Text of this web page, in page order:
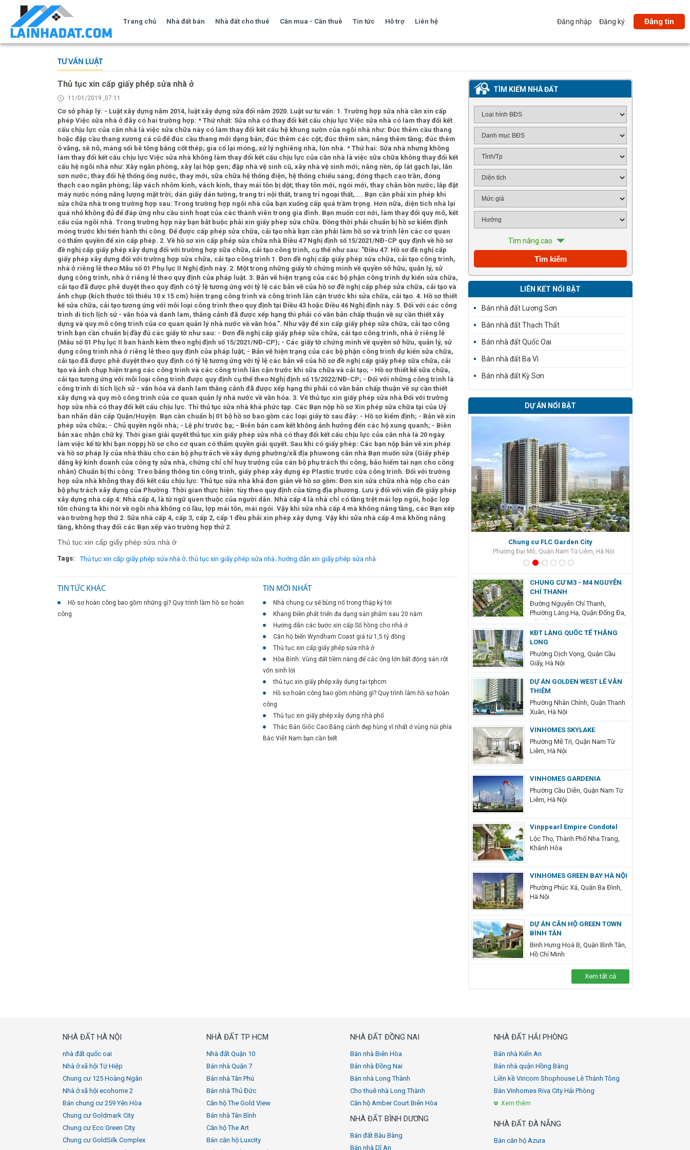
Trang chủ Nhà đất bán Nhà đất cho thuê Cần mua - Cần thuê Tin tức Hỗ trợ Liên hệ Đăng nhập Đăng ký Đăng tin
TƯ VẤN LUẬT
Thủ tục xin cấp giấy phép sửa nhà ở
11/01/2019 ,07:11
Cơ sở pháp lý: - Luật xây dựng năm 2014, luật xây dựng sửa đổi năm 2020. Luật sư tư vấn: 1. Trường hợp sửa nhà cần xin cấp
phép Việc sửa nhà ở đây có hai trường hợp: * Thứ nhất: Sửa nhà có thay đổi kết cấu chịu lực Việc sửa nhà có làm thay đổi kết
cấu chịu lực của căn nhà là việc sửa chữa này có làm thay đổi kết cấu hệ khung sườn của ngôi nhà như: Đúc thêm cầu thang
hoặc đập cầu thang xương cá cũ để đúc cầu thang mới dạng bản; đúc thêm các cột; đúc thêm sàn; nâng thêm tầng; đúc thêm
ô văng, sê nô, máng sối bê tông bằng cốt thép; gia cố lại móng, xử lý nghiêng nhà, lún nhà. * Thứ hai: Sửa nhà nhưng không
làm thay đổi kết cấu chịu lực Việc sửa nhà không làm thay đổi kết cấu chịu lực của căn nhà là việc sữa chữa không thay đổi kết
cấu hệ ngôi nhà như: Xây ngăn phòng, xây lại hộp gen; đập nhà vệ sinh cũ, xây nhà vệ sinh mới; nâng nền, ốp lát gạch lại, lăn
sơn nước; thay đổi hệ thống ống nước, thay mới, sữa chữa hệ thống điện, hệ thống chiếu sáng; đóng thạch cao trần, đóng
thạch cao ngăn phòng; lắp vách nhôm kính, vách kính, thay mái tôn bị dột; thay tôn mới, ngói mới, thay chân bồn nước; lắp đặt
máy nước nóng năng lượng mặt trời; dán giấy dán tường, trang trí nội thất, trang trí ngoại thất,.... Bạn cần phải xin phép khi
sửa chữa nhà trong trường hợp sau: Trong trường hợp ngôi nhà của bạn xuống cấp quá trầm trọng. Hơn nữa, diện tích nhà lại
quá nhỏ không đủ để đáp ứng nhu cầu sinh hoạt của các thành viên trong gia đình. Bạn muốn cơi nới, làm thay đổi quy mô, kết
cấu của ngôi nhà. Trong trường hợp này bạn bắt buộc phải xin giấy phép sửa chữa. Đồng thời phải chuẩn bị hồ sơ kiểm định
móng trước khi tiến hành thi công. Để được cấp phép sửa chữa, cải tạo nhà bạn cần phải làm hồ sơ và trình lên các cơ quan
có thẩm quyền để xin cấp phép. 2. Về hồ sơ xin cấp phép sửa chữa nhà Điều 47 Nghị định số 15/2021/NĐ-CP quy định về hồ sơ
đề nghị cấp giấy phép xây dựng đối với trường hợp sữa chữa, cải tạo công trình, cụ thể như sau: "Điều 47. Hồ sơ đề nghị cấp
giấy phép xây dựng đối với trường hợp sửa chữa, cải tạo công trình 1. Đơn đề nghị cấp giấy phép sửa chữa, cải tạo công trình,
nhà ở riêng lẻ theo Mẫu số 01 Phụ lục II Nghị định này. 2. Một trong những giấy tờ chứng minh về quyền sở hữu, quản lý, sử
dụng công trình, nhà ở riêng lẻ theo quy định của pháp luật. 3. Bản vẽ hiện trạng của các bộ phận công trình dự kiến sửa chữa,
cải tạo đã được phê duyệt theo quy định có tỷ lệ tương ứng với tỷ lệ các bản vẽ của hồ sơ đề nghị cấp phép sửa chữa, cải tạo và
ảnh chụp (kích thước tối thiểu 10 x 15 cm) hiện trạng công trình và công trình lân cận trước khi sửa chữa, cải tạo. 4. Hồ sơ thiết
kế sửa chữa, cải tạo tương ứng với mỗi loại công trình theo quy định tại Điều 43 hoặc Điều 46 Nghị định này. 5. Đối với các công
trình di tích lịch sử - văn hóa và danh lam, thắng cảnh đã được xếp hạng thì phải có văn bản chấp thuận về sự cần thiết xây
dựng và quy mô công trình của cơ quan quản lý nhà nước về văn hóa.". Như vậy để xin cấp giấy phép sữa chữa, cải tạo công
trình bạn cần chuẩn bị đầy đủ các giấy tờ như sau: - Đơn đề nghị cấp giấy phép sửa chữa, cải tạo công trình, nhà ở riêng lẻ
(Mẫu số 01 Phụ lục II ban hành kèm theo nghị định số 15/2021/NĐ-CP); - Các giấy tờ chứng minh về quyền sở hữu, quản lý, sử
dụng công trình nhà ở riêng lẻ theo quy định của pháp luật; - Bản vẽ hiện trạng của các bộ phận công trình dự kiến sửa chữa,
cải tạo đã được phê duyệt theo quy định có tỷ lệ tương ứng với tỷ lệ các bản vẽ của hồ sơ đề nghị cấp giấy phép sữa chữa, cải
tạo và ảnh chụp hiện trạng các công trình và các công trình lân cận trước khi sữa chữa và cải tạo; - Hồ sơ thiết kế sữa chữa,
cải tạo tương ứng với mỗi loại công trình được quy định cụ thể theo Nghị định số 15/2022/NĐ-CP; - Đối với những công trình là
công trình di tích lịch sử - văn hóa và danh lam thắng cảnh đã được xếp hạng thì phải có văn bản chấp thuận về sự cần thiết
xây dựng và quy mô công trình của cơ quan quản lý nhà nước về văn hóa. 3. Về thủ tục xin giấy phép sửa nhà Đối với trường
hợp sửa nhà có thay đổi kết cấu chịu lực. Thì thủ tục sửa nhà khá phức tạp. Các Bạn nộp hồ sơ Xin phép sửa chữa tại của Uỷ
ban nhân dân cấp Quận/Huyện. Bạn cần chuẩn bị 01 bộ hồ sơ bao gồm các loại giấy tờ sau đây: - Hồ sơ kiểm định; - Bản vẽ xin
phép sửa chữa; - Chủ quyền ngôi nhà; - Lệ phí trước bạ; - Biên bản cam kết không ảnh hưởng đến các hộ xung quanh; - Biên
bản xác nhận chữ ký. Thời gian giải quyết thủ tục xin giấy phép sửa nhà có thay đổi kết cấu chịu lực của căn nhà là 20 ngày
làm việc kể từ khi bạn noppj hồ sơ cho cơ quan có thẩm quyền giải quyết. Sau khi có giấy phép: Các bạn nộp bản vẽ xin phép
và hồ sơ pháp lý của nhà thầu cho cán bộ phụ trách về xây dựng phường/xã địa phuwong căn nhà Bạn muốn sửa (Giấy phép
dăng ký kinh doanh của công ty sửa nhà, chứng chỉ chỉ huy trưởng của cán bộ phụ trách thi công, bảo hiểm tai nạn cho công
nhân) Chuẩn bị thi công: Treo bảng thông tin công trình, giấy phép xây dựng ép Plastic trước cửa công trình. Đối với trường
hợp sửa nhà không thay đổi kết cấu chịu lực: Thủ tục sửa nhà khá đơn giản về hồ sơ gồm: Đơn xin sửa chữa nhà nộp cho cán
bộ phụ trách xây dựng của Phường. Thời gian thực hiện: tùy theo quy định của từng địa phương. Lưu ý đối với vấn đề giấy phép
xây dựng nhà cấp 4: Nhà cấp 4, là từ ngữ quen thuộc của người dân. Nhà cấp 4 là nhà chỉ có tầng trệt mái lợp ngói, hoặc lợp
tôn chúng ta khi nói về ngôi nhà không có lầu, lợp mái tôn, mái ngói. Vậy khi sửa nhà cấp 4 mà không nâng tầng, các Bạn xếp
vào trường hợp thứ 2. Sửa nhà cấp 4, cấp 3, cấp 2, cấp 1 đều phải xin phép xây dựng. Vậy khi sửa nhà cấp 4 mà không nâng
tầng, không thay đổi các Bạn xếp vào trường hợp thứ 2.
Thủ tục xin cấp giấy phép sửa nhà ở
Tags: Thủ tục xin cấp giấy phép sửa nhà ở , thủ tục xin giấy phép sửa nhà , hướng dẫn xin giấy phép sửa nhà
TIN TỨC KHÁC
Hồ sơ hoàn công bao gồm những gì? Quy trình làm hồ sơ hoàn
công
TIN MỚI NHẤT
Nhà chung cư sẽ bùng nổ trong thập kỷ tới
Khang Điền phát triển đa dạng sản phẩm sau 20 năm
Hướng dẫn các bước xin cấp Sổ hồng cho nhà ở
Căn hộ biển Wyndham Coast giá từ 1,5 tỷ đồng
Thủ tục xin cấp giấy phép sửa nhà ở
Hòa Bình: Vùng đất tiềm năng để các ông lớn bất động sản rót
vốn sinh lời
thủ tục xin giấy phép xây dựng tại tphcm
Hồ sơ hoàn công bao gồm những gì? Quy trình làm hồ sơ hoàn
công
Thủ tục xin giấy phép xây dựng nhà phố
Thác Bản Giốc Cao Bằng cảnh đẹp hùng vĩ nhất ở vùng núi phía
Bắc Việt Nam bạn cần biết
TÌM KIẾM NHÀ ĐẤT
Tìm nâng cao
LIÊN KẾT NỔI BẬT
Bán nhà đất Lương Sơn
Bán nhà đất Thạch Thất
Bán nhà đất Quốc Oai
Bán nhà đất Ba Vì
Bán nhà đất Kỳ Sơn
DỰ ÁN NỔI BẬT
Chung cư FLC Garden City
Phường Đại Mỗ, Quận Nam Từ Liêm, Hà Nội
‹ ›
CHUNG CƯ M3 - M4 NGUYỄN
CHÍ THANH
Đường Nguyễn Chí Thanh,
Phường Láng Hạ, Quận Đống Đa,
Hà Nội
KĐT LÀNG QUỐC TẾ THĂNG
LONG
Phường Dịch Vọng, Quận Cầu
Giấy, Hà Nội
DỰ ÁN GOLDEN WEST LÊ VĂN
THIÊM
Phường Nhân Chính, Quận Thanh
Xuân, Hà Nội
VINHOMES SKYLAKE
Phường Mễ Trì, Quận Nam Từ
Liêm, Hà Nội
VINHOMES GARDENIA
Phường Cầu Diễn, Quận Nam Từ
Liêm, Hà Nội
Vinppearl Empire Condotel
Lộc Thọ, Thành Phố Nha Trang,
Khánh Hòa
VINHOMES GREEN BAY HÀ NỘI
Phường Phúc Xá, Quận Ba Đình,
Hà Nội
DỰ ÁN CĂN HỘ GREEN TOWN
BÌNH TÂN
Binh Hưng Hoà B, Quận Bình Tân,
Hồ Chí Minh
Xem tất cả
NHÀ ĐẤT HÀ NỘI
nhà đất quốc oai
Nhà ở xã hội Tứ Hiệp
Chung cư 125 Hoàng Ngân
Nhà ở xã hội ecohome 2
Bán chung cư 259 Yên Hòa
Chung cư Goldmark City
Chung cư Eco Green City
Chung cư GoldSilk Complex
NHÀ ĐẤT TP HCM
Nhà đất Quận 10
Bán nhà Quận 7
Bán nhà Tân Phú
Bán nhà Thủ Đức
Căn hộ The Gold View
Bán nhà Tân Bình
Căn hộ The Art
Bán căn hộ Luxcity
NHÀ ĐẤT ĐỒNG NAI
Bán nhà Biên Hòa
Bán nhà Đồng Nai
Bán nhà Long Thành
Cho thuê nhà Long Thành
Căn hộ Amber Court Biên Hòa
NHÀ ĐẤT BÌNH DƯƠNG
Bán đất Bàu Bàng
Bán nhà Dĩ An
NHÀ ĐẤT HẢI PHÒNG
Bán nhà Kiến An
Bán nhà quận Hồng Bàng
Liền kề Vincom Shophouse Lê Thánh Tông
Bán Vinhomes Riva City Hải Phòng
Xem thêm
NHÀ ĐẤT ĐÀ NẴNG
Bán căn hộ Azura